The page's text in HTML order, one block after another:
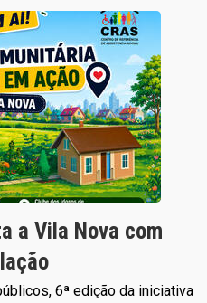
a Vila Nova com
6ª edição da iniciativa